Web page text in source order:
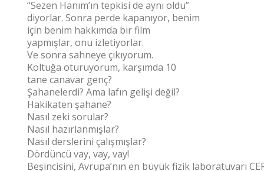
“Sezen Hanım’ın tepkisi de aynı oldu”
diyorlar. Sonra perde kapanıyor, benim
için benim hakkımda bir film
yapmışlar, onu izletiyorlar.
Ve sonra sahneye çıkıyorum.
Koltuğa oturuyorum, karşımda 10
tane canavar genç?
Şahanelerdi? Ama lafın gelişi değil?
Hakikaten şahane?
Nasıl zeki sorular?
Nasıl hazırlanmışlar?
Nasıl derslerini çalışmışlar?
Dördüncü vay, vay, vay!
Beşincisini, Avrupa’nın en büyük fizik laboratuvarı